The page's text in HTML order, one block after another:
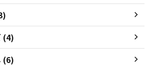
(4)
(6)